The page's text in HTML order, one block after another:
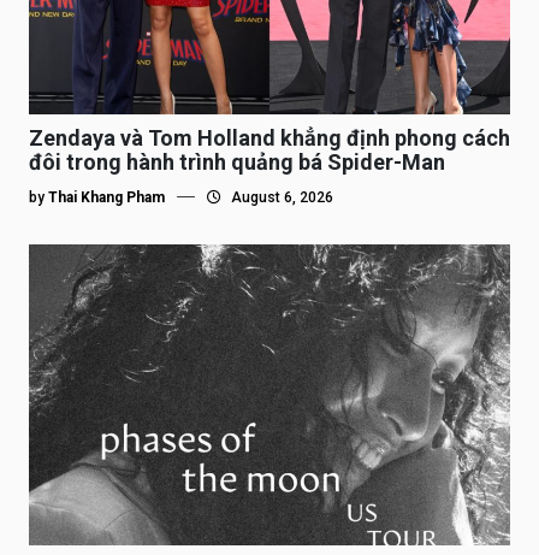
Zendaya và Tom Holland khẳng định phong cách
đôi trong hành trình quảng bá Spider-Man
by Thai Khang Pham August 6, 2026